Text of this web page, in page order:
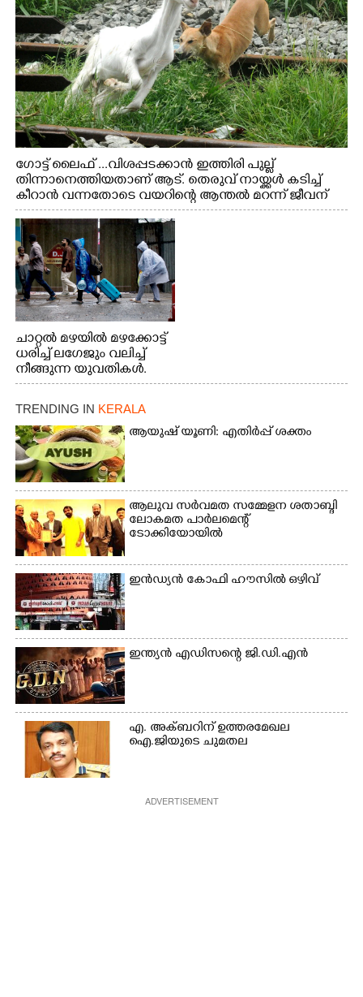
ഗോട്ട് ലൈഫ് ...വിശപ്പടക്കാൻ ഇത്തിരി പുല്ല്
തിന്നാനെത്തിയതാണ് ആട്. തെരുവ് നായ്ക്കൾ കടിച്ച്
കീറാൻ വന്നതോടെ വയറിന്റെ ആന്തൽ മറന്ന് ജീവന്
വേണ്ടിയായി ഓട്ടം. എറണാകുളം വാത്തുരുത്തിയിൽ
നിന്നുള്ള കാഴ്ച
ചാറ്റൽ മഴയിൽ മഴക്കോട്ട്
ധരിച്ച് ലഗേജും വലിച്ച്
നീങ്ങുന്ന യുവതികൾ.
എറണാകുളം മേനകയിൽ
നിന്നുള്ള കാഴ്ച
TRENDING IN KERALA
ആയുഷ് യൂണി: എതിർപ്പ് ശക്തം
ആലുവ സർവമത സമ്മേളന ശതാബ്ദി
ലോകമത പാർലമെന്റ്
ടോക്കിയോയിൽ
ഇൻഡ്യൻ കോഫി ഹൗസിൽ ഒഴിവ്
ഇന്ത്യൻ എഡിസന്റെ ജി.ഡി.എൻ
എ. അക്ബറിന് ഉത്തരമേഖല
ഐ.ജിയുടെ ചുമതല
ADVERTISEMENT